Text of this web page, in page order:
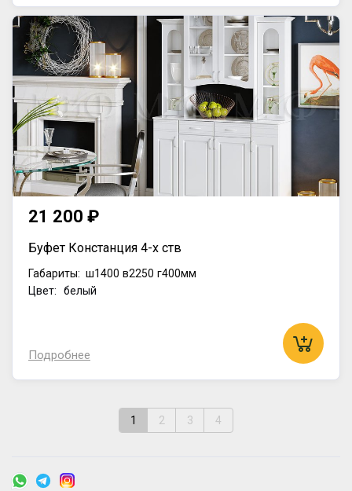
21 200 ₽
Буфет Констанция 4-х ств
Габариты: ш1400 в2250 г400мм
Цвет: белый
Подробнее
1 2 3 4